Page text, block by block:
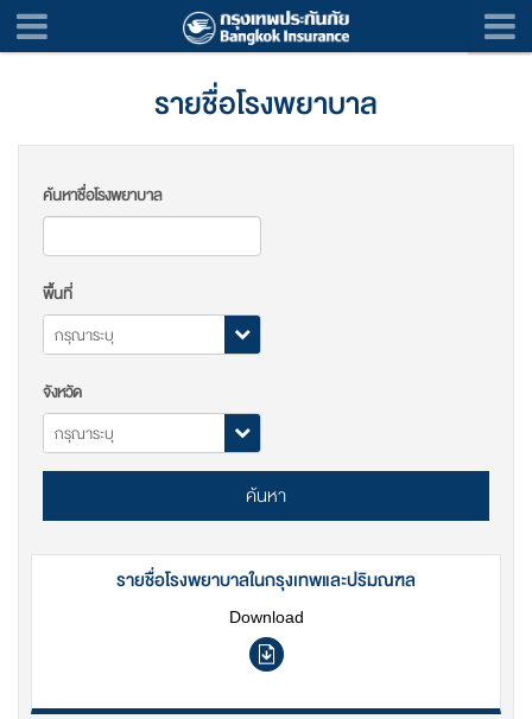
รายชื่อโรงพยาบาล
ค้นหาชื่อโรงพยาบาล
พื้นที่
จังหวัด
ค้นหา
รายชื่อโรงพยาบาลในกรุงเทพและปริมณฑล
Download